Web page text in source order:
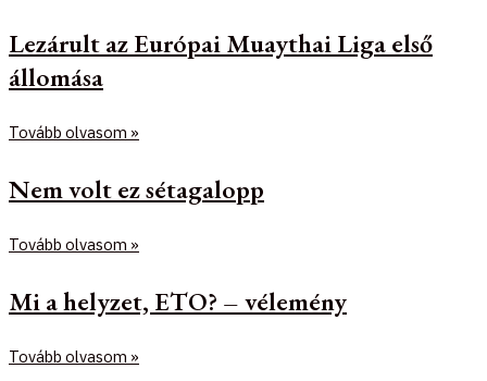
Lezárult az Európai Muaythai Liga első
állomása
Tovább olvasom »
Nem volt ez sétagalopp
Tovább olvasom »
Mi a helyzet, ETO? – vélemény
Tovább olvasom »